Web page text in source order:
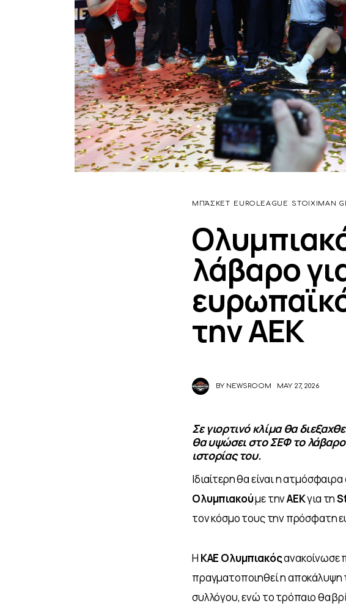
ΜΠΆΣΚΕΤ EUROLEAGUE STOIXIMAN
λάβαρο
την ΑΕΚ
BY NEWSROOM MAY 27, 2026
Σε γιορτινό κλίμα θα
θα υψώσει στο ΣΕΦ το
ιστορίας του.
Ιδιαίτερη θα είναι η
Ολυμπιακού με την ΑΕΚ για τη
τον κόσμο τους την πρόσφατη
Η ΚΑΕ Ολυμπιακός ανακοίνωσε
πραγματοποιηθεί η αποκάλυψη
συλλόγου, ενώ το τρόπαιο θα